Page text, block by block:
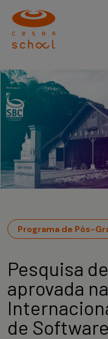
Programa de Pós-
Pesquisa
aprovada
de Software